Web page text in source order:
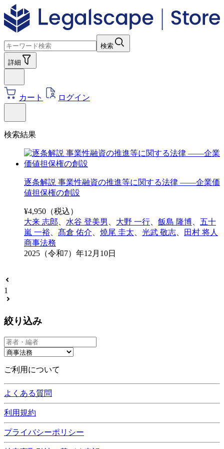
検索
詳細
カート ログイン
検索結果
逐条解説 事業性融資の推進等に関する法律 ――企業価
値担保権の創設
¥4,950 （税込）
大来 志郎
水谷 登美男 大野 一行 飯島 隆博
五十
嵐 一裕
髙倉 佑介 燒尾 圭太 光武 敬志
田村 将人
商事法務
2025（令和7）年12月10日
1
絞り込み
ご利用について
よくある質問
利用規約
プライバシーポリシー